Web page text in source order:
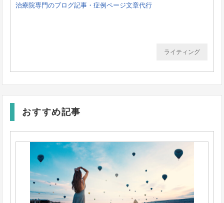
治療院専門のブログ記事・症例ページ文章代行
ライティング
おすすめ記事